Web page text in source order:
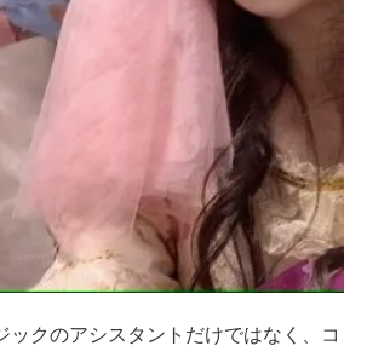
ックのアシスタントだけではなく、コ